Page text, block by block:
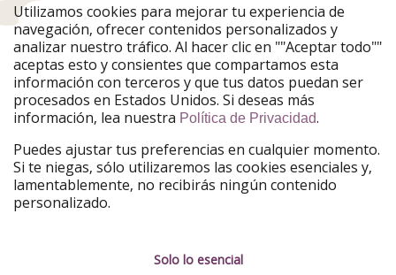
PiratinViaggio
HolidayPirates
VakantiePiraten
WakacyjniPiraci
VoyagesPirates
Ferienpiraten
Urlaubspiraten
Urlaubspiraten
TravelPirates
Nuestro grupo
HolidayPirates Group
Conócenos mejor
Sobre ViajerosPiratas
Información legal
Utilizamos cookies para mejorar tu experiencia de
navegación, ofrecer contenidos personalizados y
analizar nuestro tráfico. Al hacer clic en ""Aceptar todo""
aceptas esto y consientes que compartamos esta
información con terceros y que tus datos puedan ser
procesados en Estados Unidos. Si deseas más
información, lea nuestra Política de Privacidad.
Puedes ajustar tus preferencias en cualquier momento.
Si te niegas, sólo utilizaremos las cookies esenciales y,
lamentablemente, no recibirás ningún contenido
personalizado.
Solo lo esencial